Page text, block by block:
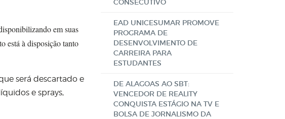
em suas
está à disposição tanto
será descartado e
e sprays,
CONSECUTIVO
EAD UNICESUMAR PROMOVE
PROGRAMA DE
DESENVOLVIMENTO DE
CARREIRA PARA
ESTUDANTES
DE ALAGOAS AO SBT:
VENCEDOR DE REALITY
CONQUISTA ESTÁGIO NA TV E
BOLSA DE JORNALISMO DA